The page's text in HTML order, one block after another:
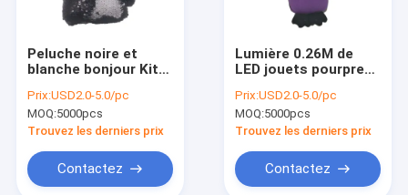
Peluche noire et
blanche bonjour Kitty
Halloween 0.25m
9.84ft
Prix:USD2.0-5.0/pc
MOQ:5000pcs
Trouvez les derniers prix
Contactez
Lumière 0.26M de
LED jouets pourpres
Halloween Cuddly de
10,24 pouces
Prix:USD2.0-5.0/pc
MOQ:5000pcs
Trouvez les derniers prix
Contactez